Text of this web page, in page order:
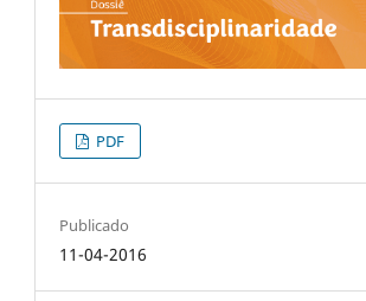
PDF
Publicado
11-04-2016